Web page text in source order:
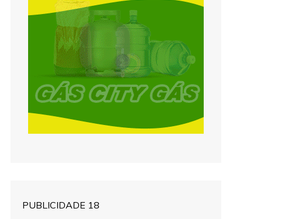
PUBLICIDADE 18